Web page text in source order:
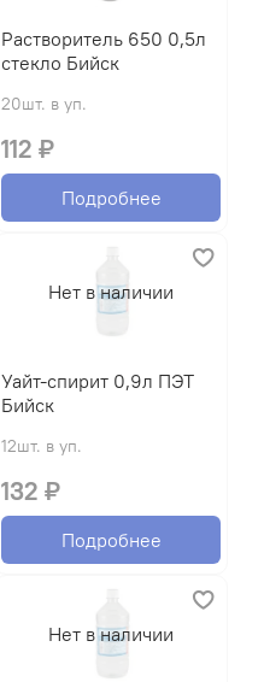
Растворитель 650 0,5л
стекло Бийск
20шт. в уп.
112 ₽
Подробнее
Нет в наличии
Уайт-спирит 0,9л ПЭТ
Бийск
12шт. в уп.
132 ₽
Подробнее
Нет в наличии